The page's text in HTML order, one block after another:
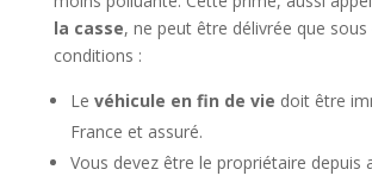
la casse, ne peut être délivrée que sous
conditions :
Le véhicule en fin de vie doit être
France et assuré.
Vous devez être le propriétaire depuis